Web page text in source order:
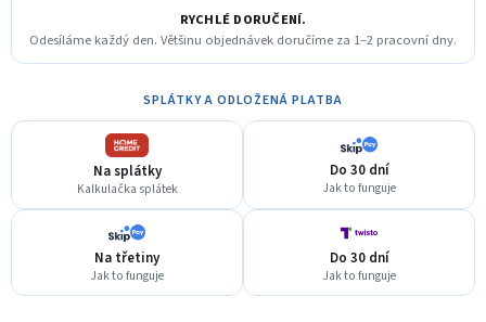
RYCHLÉ DORUČENÍ.
Odesíláme každý den. Většinu objednávek doručíme za 1–2 pracovní dny.
SPLÁTKY A ODLOŽENÁ PLATBA
Na splátky
Kalkulačka splátek
Do 30 dní
Jak to funguje
Na třetiny
Jak to funguje
Do 30 dní
Jak to funguje